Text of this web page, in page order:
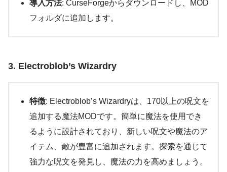
導入方法: CurseForgeからダウンロードし、MOD
フォルダに追加します。
3. Electroblob’s Wizardry
特徴: Electroblob’s Wizardryは、170以上の呪文を
追加する魔法MODです。簡単に魔法を使用でき
るように設計されており、新しい呪文や魔法のア
イテム、敵が豊富に追加されます。探索を通じて
強力な呪文を発見し、魔法の力を高めましょう。